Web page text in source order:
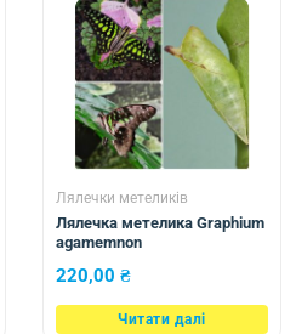
Лялечки метеликів
Лялечка метелика Graphium
agamemnon
220,00 ₴
Читати далі